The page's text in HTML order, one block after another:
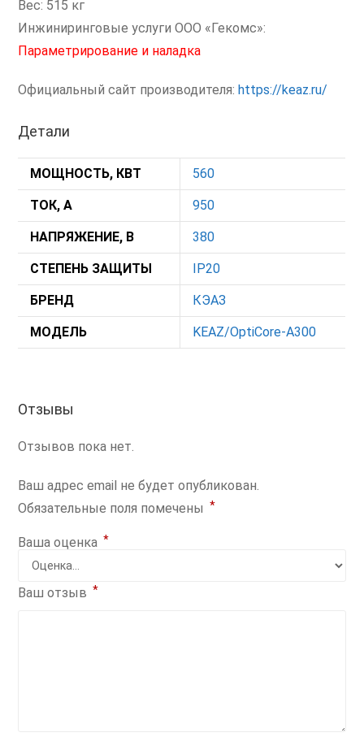
Вес: 515 кг
Инжиниринговые услуги ООО «Гекомс»:
Параметрирование и наладка
Официальный сайт производителя:https://keaz.ru/
Детали
МОЩНОСТЬ, КВТ 560
ТОК, А 950
НАПРЯЖЕНИЕ, В 380
СТЕПЕНЬ ЗАЩИТЫ IP20
БРЕНД КЭАЗ
МОДЕЛЬ KEAZ/OptiCore-A300
Отзывы
Отзывов пока нет.
Ваш адрес email не будет опубликован.
Обязательные поля помечены *
Ваша оценка *
Ваш отзыв *